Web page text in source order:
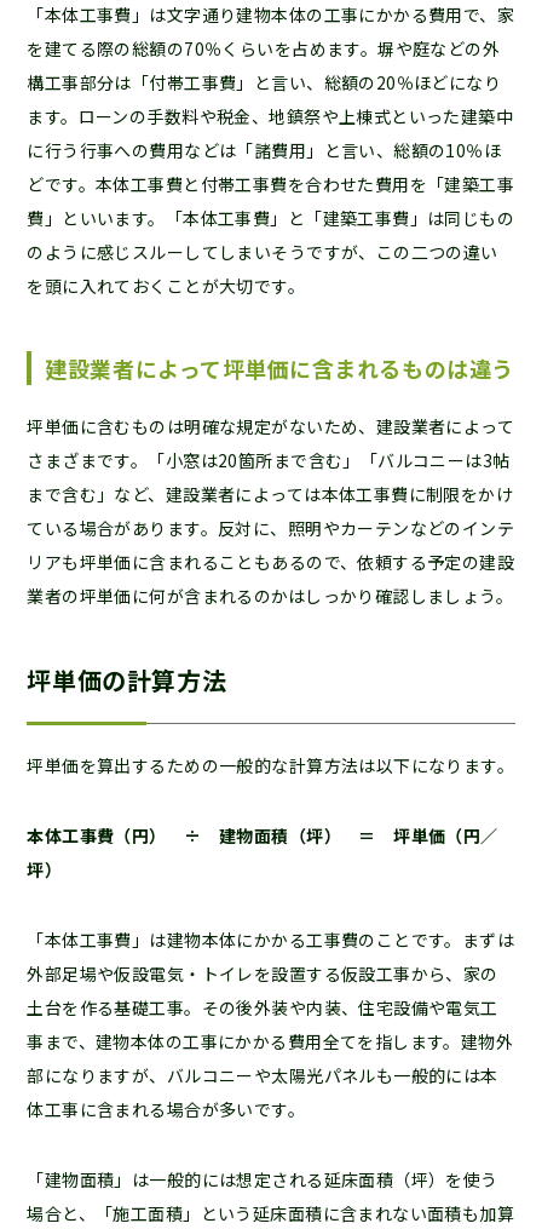
「本体工事費」は文字通り建物本体の工事にかかる費用で、家
を建てる際の総額の70％くらいを占めます。塀や庭などの外
構工事部分は「付帯工事費」と言い、総額の20％ほどになり
ます。ローンの手数料や税金、地鎮祭や上棟式といった建築中
に行う行事への費用などは「諸費用」と言い、総額の10％ほ
どです。本体工事費と付帯工事費を合わせた費用を「建築工事
費」といいます。「本体工事費」と「建築工事費」は同じもの
のように感じスルーしてしまいそうですが、この二つの違い
を頭に入れておくことが大切です。
建設業者によって坪単価に含まれるものは違う
坪単価に含むものは明確な規定がないため、建設業者によって
さまざまです。「小窓は20箇所まで含む」「バルコニーは3帖
まで含む」など、建設業者によっては本体工事費に制限をかけ
ている場合があります。反対に、照明やカーテンなどのインテ
リアも坪単価に含まれることもあるので、依頼する予定の建設
業者の坪単価に何が含まれるのかはしっかり確認しましょう。
坪単価の計算方法
坪単価を算出するための一般的な計算方法は以下になります。
本体工事費（円） ÷ 建物面積（坪） ＝ 坪単価（円／
坪）
「本体工事費」は建物本体にかかる工事費のことです。まずは
外部足場や仮設電気・トイレを設置する仮設工事から、家の
土台を作る基礎工事。その後外装や内装、住宅設備や電気工
事まで、建物本体の工事にかかる費用全てを指します。建物外
部になりますが、バルコニーや太陽光パネルも一般的には本
体工事に含まれる場合が多いです。
「建物面積」は一般的には想定される延床面積（坪）を使う
場合と、「施工面積」という延床面積に含まれない面積も加算